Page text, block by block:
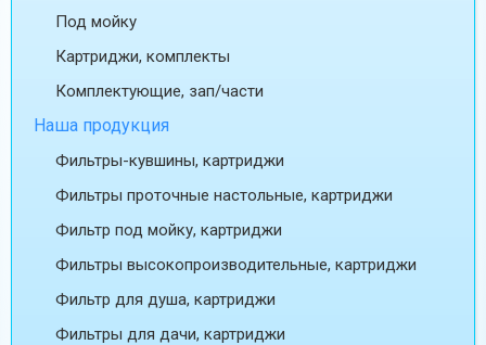
Под мойку
Картриджи, комплекты
Комплектующие, зап/части
Наша продукция
Фильтры-кувшины, картриджи
Фильтры проточные настольные, картриджи
Фильтр под мойку, картриджи
Фильтры высокопроизводительные, картриджи
Фильтр для душа, картриджи
Фильтры для дачи, картриджи